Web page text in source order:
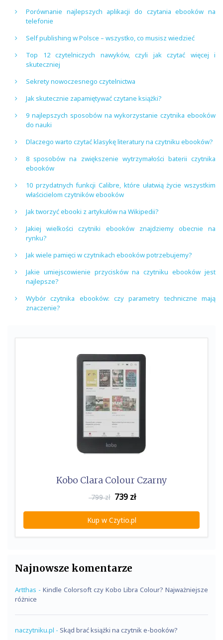
Porównanie najlepszych aplikacji do czytania ebooków na
telefonie
Self publishing w Polsce – wszystko, co musisz wiedzieć
Top 12 czytelniczych nawyków, czyli jak czytać więcej i
skuteczniej
Sekrety nowoczesnego czytelnictwa
Jak skutecznie zapamiętywać czytane książki?
9 najlepszych sposobów na wykorzystanie czytnika ebooków
do nauki
Dlaczego warto czytać klasykę literatury na czytniku ebooków?
8 sposobów na zwiększenie wytrzymałości baterii czytnika
ebooków
10 przydatnych funkcji Calibre, które ułatwią życie wszystkim
właścicielom czytników ebooków
Jak tworzyć ebooki z artykułów na Wikipedii?
Jakiej wielkości czytniki ebooków znajdziemy obecnie na
rynku?
Jak wiele pamięci w czytnikach ebooków potrzebujemy?
Jakie umiejscowienie przycisków na czytniku ebooków jest
najlepsze?
Wybór czytnika ebooków: czy parametry techniczne mają
znaczenie?
Kobo Clara Colour Czarny
799 zł 739 zł
Kup w Czytio.pl
Najnowsze komentarze
Artthas - Kindle Colorsoft czy Kobo Libra Colour? Najważniejsze
różnice
naczytniku.pl - Skąd brać książki na czytnik e-booków?